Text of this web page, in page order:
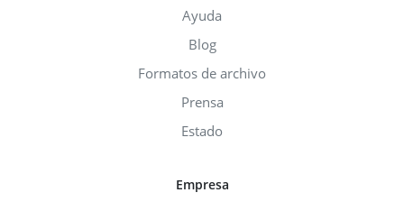
Ayuda
Blog
Formatos de archivo
Prensa
Estado
Empresa